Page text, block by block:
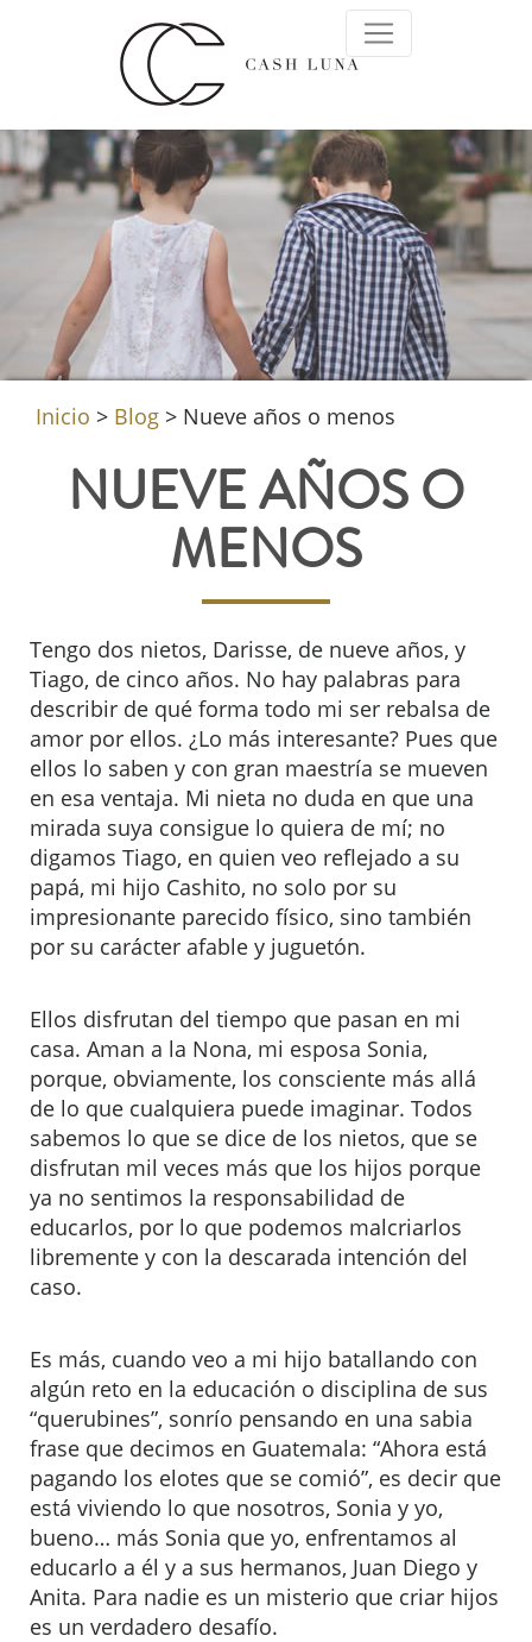
Inicio > Blog > Nueve años o menos
NUEVE AÑOS O
MENOS
Tengo dos nietos, Darisse, de nueve años, y
Tiago, de cinco años. No hay palabras para
describir de qué forma todo mi ser rebalsa de
amor por ellos. ¿Lo más interesante? Pues que
ellos lo saben y con gran maestría se mueven
en esa ventaja. Mi nieta no duda en que una
mirada suya consigue lo quiera de mí; no
digamos Tiago, en quien veo reflejado a su
papá, mi hijo Cashito, no solo por su
impresionante parecido físico, sino también
por su carácter afable y juguetón.
Ellos disfrutan del tiempo que pasan en mi
casa. Aman a la Nona, mi esposa Sonia,
porque, obviamente, los consciente más allá
de lo que cualquiera puede imaginar. Todos
sabemos lo que se dice de los nietos, que se
disfrutan mil veces más que los hijos porque
ya no sentimos la responsabilidad de
educarlos, por lo que podemos malcriarlos
libremente y con la descarada intención del
caso.
Es más, cuando veo a mi hijo batallando con
algún reto en la educación o disciplina de sus
“querubines”, sonrío pensando en una sabia
frase que decimos en Guatemala: “Ahora está
pagando los elotes que se comió”, es decir que
está viviendo lo que nosotros, Sonia y yo,
bueno… más Sonia que yo, enfrentamos al
educarlo a él y a sus hermanos, Juan Diego y
Anita. Para nadie es un misterio que criar hijos
es un verdadero desafío.